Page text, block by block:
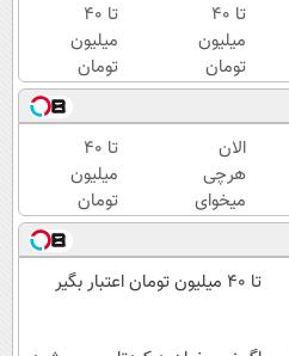
تا 40
میلیون
تومان
اعتبار
فوری
(همین
الان
دریافت
کن)
تا 40
میلیون
تومان
اعتبار
فوری ،
همین
الان
دریافت
کن
الان
هرچی
میخوای
بخر،
بعدا
قسطی
تا ۴۰
میلیون
تومان
اعتبار
خرید
قسطی
تا ۴۰ میلیون تومان اعتبار بگیر